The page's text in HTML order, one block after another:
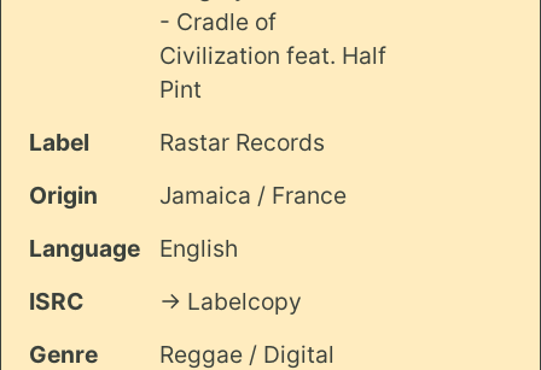
- Cradle of
Civilization feat. Half
Pint
Label
Rastar Records
Origin
Jamaica / France
Language
English
ISRC
-> Labelcopy
Genre
Reggae / Digital